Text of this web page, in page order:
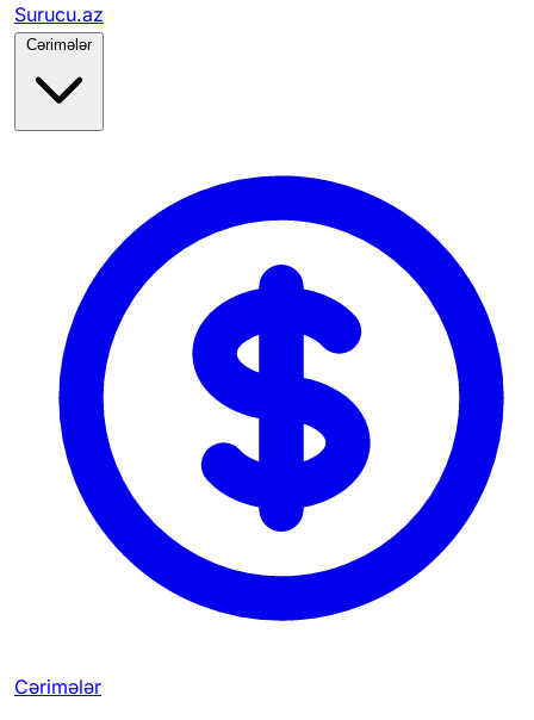
Surucu.az
Cərimələr
Cərimələr